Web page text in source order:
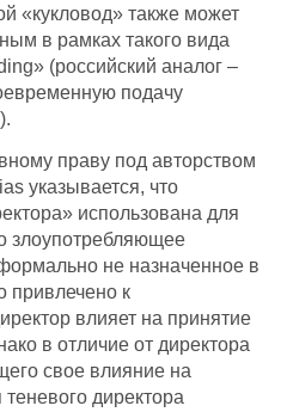
«кукловод» также может
в рамках такого вида
(российский аналог –
подачу
праву под авторством
указывается, что
использована для
злоупотребляющее
не назначенное в
привлечено к
влияет на принятие
в отличие от директора
свое влияние на
директора